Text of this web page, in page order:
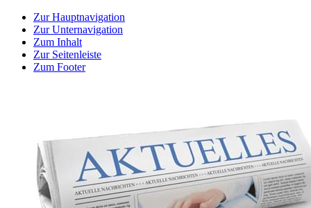
Zur Hauptnavigation
Zur Unternavigation
Zum Inhalt
Zur Seitenleiste
Zum Footer